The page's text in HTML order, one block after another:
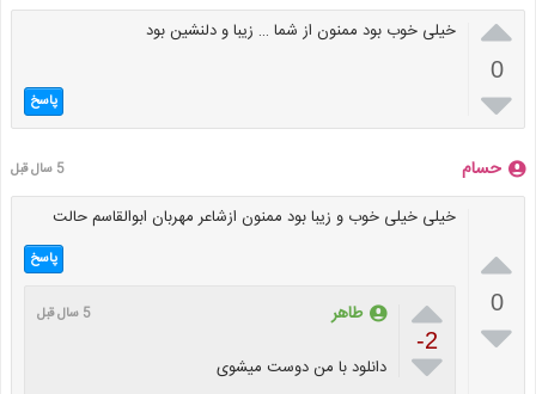

0

خیلی خوب بود ممنون از شما … زیبا و دلنشین بود
پاسخ
حسام 5 سال قبل

0

خیلی خیلی خوب و زیبا بود ممنون ازشاعر مهربان ابوالقاسم حالت
پاسخ

-2

طاهر 5 سال قبل
دانلود با من دوست میشوی